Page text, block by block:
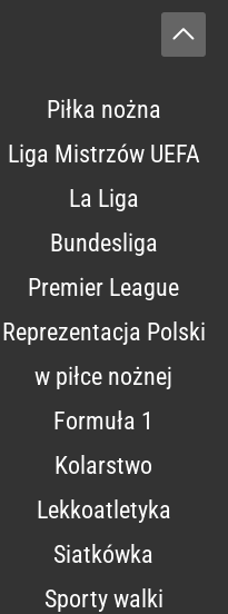
Piłka nożna
Liga Mistrzów UEFA
La Liga
Bundesliga
Premier League
Reprezentacja Polski
w piłce nożnej
Formuła 1
Kolarstwo
Lekkoatletyka
Siatkówka
Sporty walki